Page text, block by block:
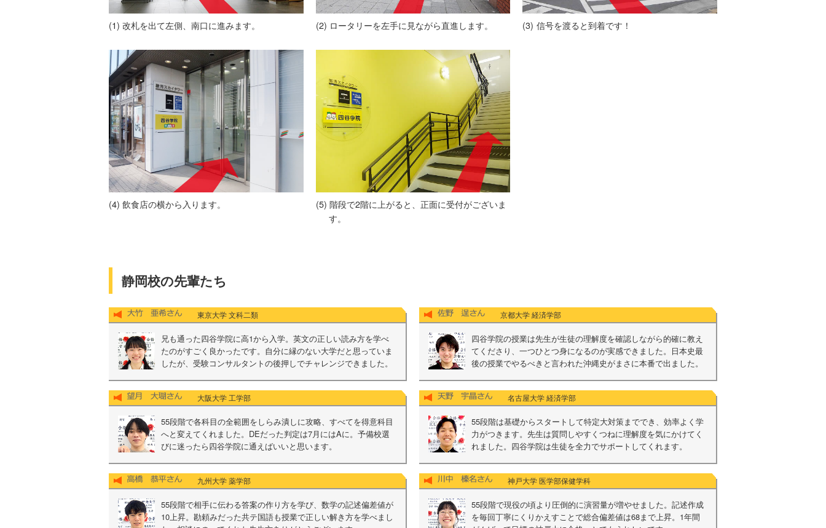
改札を出て左側、南口に進みます。 ロータリーを左手に見ながら直進します。 信号を渡ると到着です！
飲食店の横から入ります。
階段で2階に上がると、正面に受付がございま
す。
静岡校の先輩たち
東京大学 文科二類
兄も通った四谷学院に高1から入学。英文の正しい読み方を学べ
たのがすごく良かったです。自分に縁のない大学だと思っていま
したが、受験コンサルタントの後押しでチャレンジできました。
京都大学 経済学部
四谷学院の授業は先生が生徒の理解度を確認しながら的確に教え
てくださり、一つひとつ身になるのが実感できました。日本史最
後の授業でやるべきと言われた沖縄史がまさに本番で出ました。
大阪大学 工学部
55段階で各科目の全範囲をしらみ潰しに攻略、すべてを得意科目
へと変えてくれました。DEだった判定は7月にはAに。予備校選
びに迷ったら四谷学院に通えばいいと思います。
名古屋大学 経済学部
55段階は基礎からスタートして特定大対策まででき、効率よく学
力がつきます。先生は質問しやすくつねに理解度を気にかけてく
れました。四谷学院は生徒を全力でサポートしてくれます。
九州大学 薬学部
55段階で相手に伝わる答案の作り方を学び、数学の記述偏差値が
10上昇。勘頼みだった共テ国語も授業で正しい解き方を学べまし
神戸大学 医学部保健学科
55段階で現役の頃より圧倒的に演習量が増やせました。記述作成
を毎回丁寧にくりかえすことで総合偏差値は68まで上昇。1年間